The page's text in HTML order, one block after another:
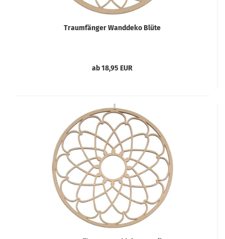
Traumfänger Wanddeko Blüte
ab 18,95 EUR